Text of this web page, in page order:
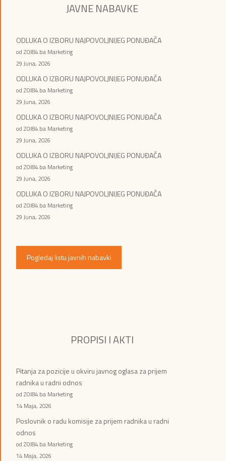
JAVNE NABAVKE
ODLUKA O IZBORU NAJPOVOLJNIJEG PONUĐAČA
od ZOI84.ba Marketing
29 Juna, 2026
ODLUKA O IZBORU NAJPOVOLJNIJEG PONUĐAČA
od ZOI84.ba Marketing
29 Juna, 2026
ODLUKA O IZBORU NAJPOVOLJNIJEG PONUĐAČA
od ZOI84.ba Marketing
29 Juna, 2026
ODLUKA O IZBORU NAJPOVOLJNIJEG PONUĐAČA
od ZOI84.ba Marketing
29 Juna, 2026
ODLUKA O IZBORU NAJPOVOLJNIJEG PONUĐAČA
od ZOI84.ba Marketing
29 Juna, 2026
Pogledaj listu javnih nabavki
PROPISI I AKTI
Pitanja za pozicije u okviru javnog oglasa za prijem
radnika u radni odnos
od ZOI84.ba Marketing
14 Maja, 2026
Poslovnik o radu komisije za prijem radnika u radni
odnos
od ZOI84.ba Marketing
14 Maja, 2026